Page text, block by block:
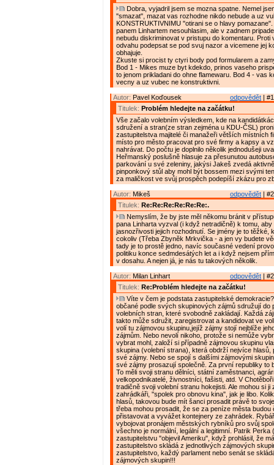
Dobra, vyjadril jsem se mozna spatne. Nemel
"smazat", mazat vas rozhodne nikdo nebude a uz
KONSTRUKTIVNIMU "otirani se o hlavy
panem Linhartem nesouhlasim, ale v zadnem
nebudu diskriminovat v pristupu do komentaru. Proti
odvahu podepsat se pod svuj nazor a vicemene jej
obhajuje.
Zkuste si procist ty ctyri body pod formularem a
Bod 1 - Mikes muze byt kdekdo, prinos vaseho
to jenom prikladani do ohne flamewaru. Bod 4 - vas
vecny a uz vubec ne konstruktivni.
odpovědět |
Autor: Pavel Koďousek
Titulek: Problém hledejte na začátku!
Vše začalo volebním výsledkem, kde na
sdružení a stran(ze stran zejména u KDU-ČSL)
zastupitelstva majitelé či manažeři větších místních
místo pro město pracovat pro své firmy a kapsy a
nahrávat. Do počtu je doplnilo několik jednodušeji
Heřmanský poslušně hlasuje za přesunutou
parkování u své zeleniny, jakýsi Jakeš zvedá
pinponkový stůl aby mohl být bossem mezi svými
za maličkost ve svůj prospěch podepíší zkázu pro
odpovědět |
Autor: Mikeš
Titulek: Re:Re:Re:Re:Re:Re:.
Nemyslím, že by jste měl někomu bránit v
pana Linharta vyzval (i když netradičně) k tomu, aby
jasnozřivosti jejich rozhodnutí. Se jmény je to těžké,
cokoliv (Třeba Zbyněk Mrkvička - a jen vy budete
tady je to prostě jedno, navíc současné vedení
politiku konce sedmdesátých let a i když nejsem
v dosahu. A nejen já, je nás tu takových několik.
odpovědět |
Autor: Milan Linhart
Titulek: Re:Problém hledejte na začátku!
Víte v čem je podstata zastupitelské
občané podle svých skupinových zájmů sdružují do
volebních stran, které svobodně zakládají. Každá
takto může sdružit, zaregistrovat a kandidovat ve
volí tu zájmovou skupinu,jejíž zájmy stojí nejblíže
zájmům. Nebo nevolí nikoho, protože si nemůže
vybrat mohl, založí si případně zájmovou skupinu
skupina (volební strana), která obdrží nejvíce hlasů,
své zájmy. Nebo se spojí s dalšími zájmovými
své zájmy prosazují společně. Za první republiky to
To měli svoji stranu dělníci, státní zaměstnanci,
velkopodnikatelé, živnostníci, fašisti, atd. V
tradičně svoji volební stranu hokejisti. Ale mohou si ji
zahrádkáři, "spolek pro obnovu kina", jak je libo.
hlasů, takovou bude mít šanci prosadit právě to
třeba mohou prosadit, že se za peníze města budou
přistavovat a vyvážet kontejnery ze zahrádek.
vybojovat pronájem městských rybníků pro svůj
všechno je normální, legální a legitimní. Patrik Perka
zastupitelstvu "objevil Ameriku", když prohlásil, že
zastupitelstvo skládá z jednotlivých zájmových
zastupitelstvo, každý parlament nebo senát se
zájmových skupin!!!